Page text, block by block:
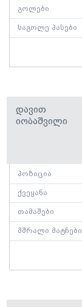
გოლები
საგოლე პასები
Დავით
Იობაშვილი
პოზიცია
ქვეყანა
თამაშები
მშრალი მატჩები